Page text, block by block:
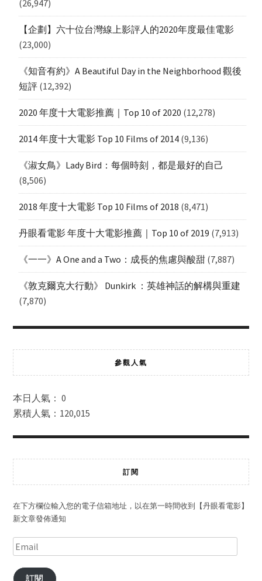
(26,947)
【企劃】六十位台灣線上影評人的2020年度最佳電影
(23,000)
《知音有約》A Beautiful Day in the Neighborhood 觀後
短評 (12,392)
2020 年度十大電影推薦｜Top 10 of 2020 (12,278)
2014 年度十大電影 Top 10 Films of 2014 (9,136)
《淑女鳥》Lady Bird：每個時刻，都是最好的自己
(8,506)
2018 年度十大電影 Top 10 Films of 2018 (8,471)
丹眼看電影 年度十大電影推薦｜Top 10 of 2019 (7,913)
《一一》A One and a Two：成長的焦慮與酸甜 (7,887)
《敦克爾克大行動》 Dunkirk ：英雄神話的解構與重建
(7,870)
參觀人氣
本日人氣： 0
累積人氣：120,015
訂閱
在下方欄位輸入您的電子信箱地址，以在第一時間收到【丹眼看電影】
新文章發佈通知
訂閱